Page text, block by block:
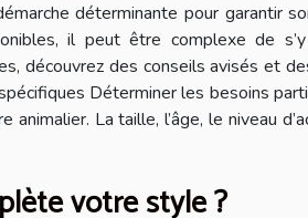
déterminante pour garantir
il peut être complexe de
découvrez des conseils avisés et
Déterminer les besoins
La taille, l’âge, le niveau
votre style ?